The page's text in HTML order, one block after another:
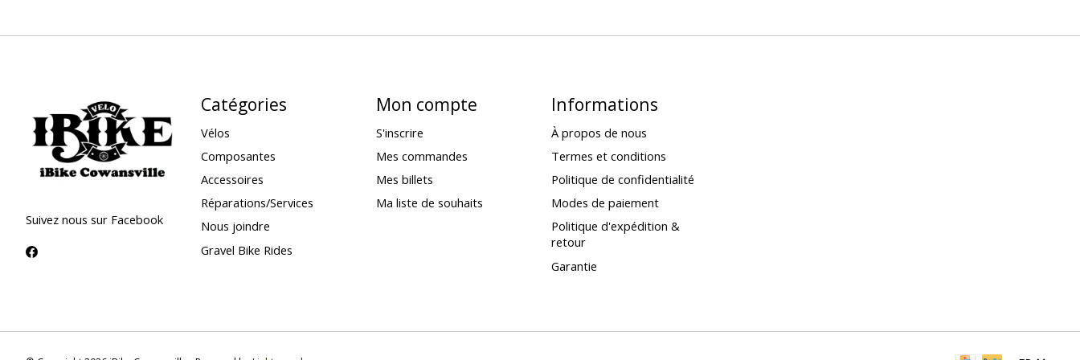
Suivez nous sur Facebook
Catégories
Vélos
Composantes
Accessoires
Réparations/Services
Nous joindre
Gravel Bike Rides
Mon compte
S'inscrire
Mes commandes
Mes billets
Ma liste de souhaits
Informations
À propos de nous
Termes et conditions
Politique de confidentialité
Modes de paiement
Politique d'expédition &
retour
Garantie